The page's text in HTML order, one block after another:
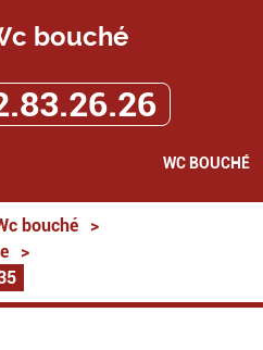
bouché
WC BOUCHÉ
bouché
>
>